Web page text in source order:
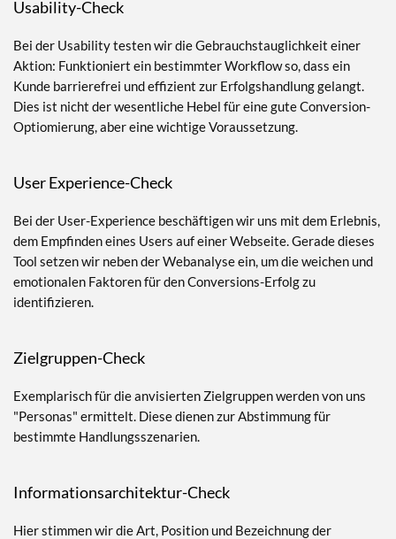
Usability-Check
Bei der Usability testen wir die Gebrauchstauglichkeit einer
Aktion: Funktioniert ein bestimmter Workflow so, dass ein
Kunde barrierefrei und effizient zur Erfolgshandlung gelangt.
Dies ist nicht der wesentliche Hebel für eine gute Conversion-
Optiomierung, aber eine wichtige Voraussetzung.
User Experience-Check
Bei der User-Experience beschäftigen wir uns mit dem Erlebnis,
dem Empfinden eines Users auf einer Webseite. Gerade dieses
Tool setzen wir neben der Webanalyse ein, um die weichen und
emotionalen Faktoren für den Conversions-Erfolg zu
identifizieren.
Zielgruppen-Check
Exemplarisch für die anvisierten Zielgruppen werden von uns
"Personas" ermittelt. Diese dienen zur Abstimmung für
bestimmte Handlungsszenarien.
Informationsarchitektur-Check
Hier stimmen wir die Art, Position und Bezeichnung der